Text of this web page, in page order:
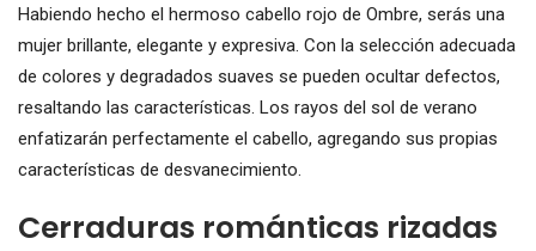
Habiendo hecho el hermoso cabello rojo de Ombre, serás una
mujer brillante, elegante y expresiva. Con la selección adecuada
de colores y degradados suaves se pueden ocultar defectos,
resaltando las características. Los rayos del sol de verano
enfatizarán perfectamente el cabello, agregando sus propias
características de desvanecimiento.
Cerraduras románticas rizadas